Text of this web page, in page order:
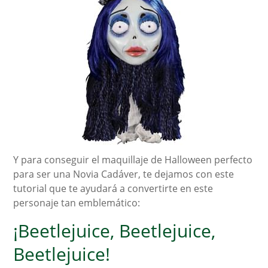
Y para conseguir el maquillaje de Halloween perfecto
para ser una Novia Cadáver, te dejamos con este
tutorial que te ayudará a convertirte en este
personaje tan emblemático:
¡Beetlejuice, Beetlejuice,
Beetlejuice!